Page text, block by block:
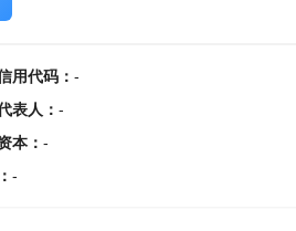
用代码： -
表人 ： -
本： -
-